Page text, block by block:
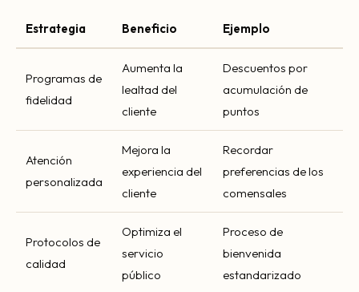
Estrategia Beneficio Ejemplo
Programas de
fidelidad
Aumenta la
lealtad del
cliente
Descuentos por
acumulación de
puntos
Atención
personalizada
Mejora la
experiencia del
cliente
Recordar
preferencias de los
comensales
Protocolos de
calidad
Optimiza el
servicio
público
Proceso de
bienvenida
estandarizado